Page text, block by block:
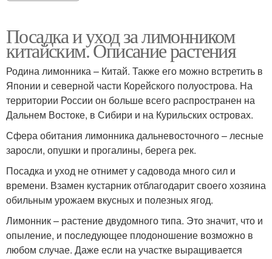
Посадка и уход за лимонником
китайским. Описание растения
Родина лимонника – Китай. Также его можно встретить в
Японии и северной части Корейского полуострова. На
территории России он больше всего распространен на
Дальнем Востоке, в Сибири и на Курильских островах.
Сфера обитания лимонника дальневосточного – лесные
заросли, опушки и прогалины, берега рек.
Посадка и уход не отнимет у садовода много сил и
времени. Взамен кустарник отблагодарит своего хозяина
обильным урожаем вкусных и полезных ягод.
Лимонник – растение двудомного типа. Это значит, что и
опыление, и последующее плодоношение возможно в
любом случае. Даже если на участке выращивается